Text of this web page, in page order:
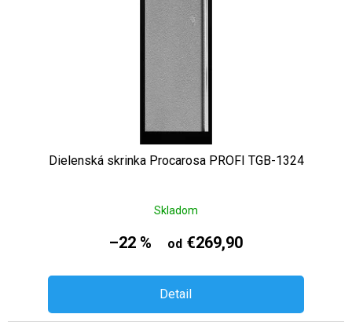
Dielenská skrinka Procarosa PROFI TGB-1324
Skladom
–22 % od €269,90
Detail